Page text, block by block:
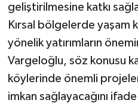
geliştirilmesine katkı
Kırsal bölgelerde yaşam
yönelik yatırımların
Vargeloğlu, söz konusu
köylerinde önemli
imkan sağlayacağını